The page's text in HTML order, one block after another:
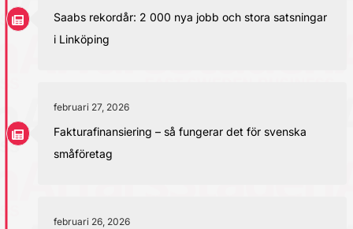
Saabs rekordår: 2 000 nya jobb och stora satsningar
i Linköping
februari 27, 2026
Fakturafinansiering – så fungerar det för svenska
småföretag
februari 26, 2026